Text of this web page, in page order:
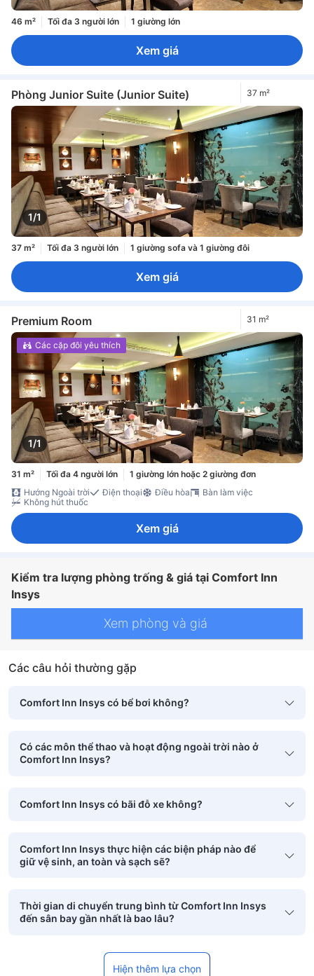
46 m² Tối đa 3 người lớn 1 giường lớn
Xem giá
Phòng Junior Suite (Junior Suite) 37 m²
1/1
37 m² Tối đa 3 người lớn 1 giường sofa và 1 giường đôi
Xem giá
Premium Room 31 m²
1/1
Các cặp đôi yêu thích
31 m² Tối đa 4 người lớn
1 giường lớn hoặc 2 giường đơn
Hướng Ngoài trời
Điện thoại Điều hòa
Bàn làm việc
Không hút thuốc
Xem giá
Kiểm tra lượng phòng trống & giá tại Comfort Inn
Insys
Xem phòng và giá
Các câu hỏi thường gặp
Comfort Inn Insys có bể bơi không?
Có các môn thể thao và hoạt động ngoài trời nào ở
Comfort Inn Insys?
Comfort Inn Insys có bãi đỗ xe không?
Comfort Inn Insys thực hiện các biện pháp nào để
giữ vệ sinh, an toàn và sạch sẽ?
Thời gian di chuyển trung bình từ Comfort Inn Insys
đến sân bay gần nhất là bao lâu?
Hiện thêm lựa chọn